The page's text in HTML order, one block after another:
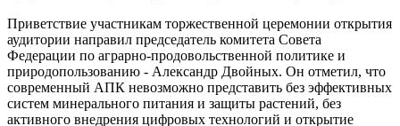
Приветствие участникам торжественной церемонии открытия
аудитории направил председатель комитета Совета
Федерации по аграрно-продовольственной политике и
природопользованию - Александр Двойных. Он отметил, что
современный АПК невозможно представить без эффективных
систем минерального питания и защиты растений, без
активного внедрения цифровых технологий и открытие